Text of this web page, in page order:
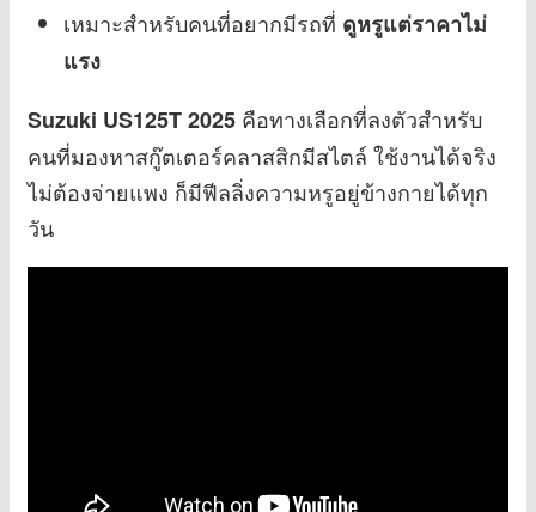
เหมาะสำหรับคนที่อยากมีรถที่ ดูหรูแต่ราคาไม่
แรง
Suzuki US125T 2025 คือทางเลือกที่ลงตัวสำหรับ
คนที่มองหาสกู๊ตเตอร์คลาสสิกมีสไตล์ ใช้งานได้จริง
ไม่ต้องจ่ายแพง ก็มีฟีลลิ่งความหรูอยู่ข้างกายได้ทุก
วัน